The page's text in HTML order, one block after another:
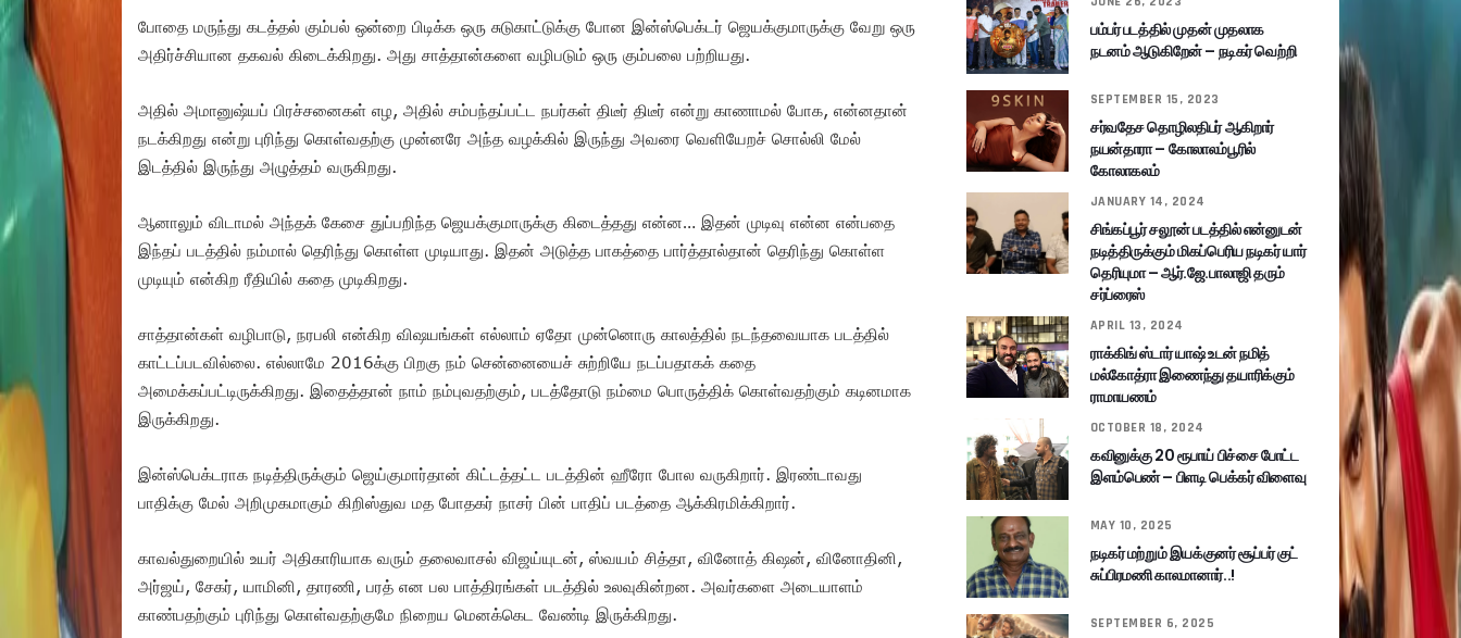
போதை மருந்து கடத்தல் கும்பல் ஒன்றை பிடிக்க ஒரு சுடுகாட்டுக்கு போன இன்ஸ்பெக்டர் ஜெயக்குமாருக்கு வேறு ஒரு
அதிர்ச்சியான தகவல் கிடைக்கிறது. அது சாத்தான்களை வழிபடும் ஒரு கும்பலை பற்றியது.
அதில் அமானுஷ்யப் பிரச்சனைகள் எழ, அதில் சம்பந்தப்பட்ட நபர்கள் திடீர் திடீர் என்று காணாமல் போக, என்னதான்
நடக்கிறது என்று புரிந்து கொள்வதற்கு முன்னரே அந்த வழக்கில் இருந்து அவரை வெளியேறச் சொல்லி மேல்
இடத்தில் இருந்து அழுத்தம் வருகிறது.
ஆனாலும் விடாமல் அந்தக் கேசை துப்பறிந்த ஜெயக்குமாருக்கு கிடைத்தது என்ன… இதன் முடிவு என்ன என்பதை
இந்தப் படத்தில் நம்மால் தெரிந்து கொள்ள முடியாது. இதன் அடுத்த பாகத்தை பார்த்தால்தான் தெரிந்து கொள்ள
முடியும் என்கிற ரீதியில் கதை முடிகிறது.
சாத்தான்கள் வழிபாடு, நரபலி என்கிற விஷயங்கள் எல்லாம் ஏதோ முன்னொரு காலத்தில் நடந்தவையாக படத்தில்
காட்டப்படவில்லை. எல்லாமே 2016க்கு பிறகு நம் சென்னையைச் சுற்றியே நடப்பதாகக் கதை
அமைக்கப்பட்டிருக்கிறது. இதைத்தான் நாம் நம்புவதற்கும், படத்தோடு நம்மை பொருத்திக் கொள்வதற்கும் கடினமாக
இருக்கிறது.
இன்ஸ்பெக்டராக நடித்திருக்கும் ஜெய்குமார்தான் கிட்டத்தட்ட படத்தின் ஹீரோ போல வருகிறார். இரண்டாவது
பாதிக்கு மேல் அறிமுகமாகும் கிறிஸ்துவ மத போதகர் நாசர் பின் பாதிப் படத்தை ஆக்கிரமிக்கிறார்.
காவல்துறையில் உயர் அதிகாரியாக வரும் தலைவாசல் விஜய்யுடன், ஸ்வயம் சித்தா, வினோத் கிஷன், வினோதினி,
அர்ஜய், சேகர், யாமினி, தாரணி, பரத் என பல பாத்திரங்கள் படத்தில் உலவுகின்றன. அவர்களை அடையாளம்
காண்பதற்கும் புரிந்து கொள்வதற்குமே நிறைய மெனக்கெட வேண்டி இருக்கிறது.
பம்பர் படத்தில் முதன் முதலாக
நடனம் ஆடுகிறேன் – நடிகர் வெற்றி
SEPTEMBER 15, 2023
சர்வதேச தொழிலதிபர் ஆகிறார்
நயன்தாரா – கோலாலம்பூரில்
கோலாகலம்
JANUARY 14, 2024
சிங்கப்பூர் சலூன் படத்தில் என்னுடன்
நடித்திருக்கும் மிகப்பெரிய நடிகர் யார்
தெரியுமா – ஆர்.ஜே.பாலாஜி தரும்
சர்ப்ரைஸ்
APRIL 13, 2024
ராக்கிங் ஸ்டார் யாஷ் உடன் நமித்
மல்கோத்ரா இணைந்து தயாரிக்கும்
ராமாயணம்
OCTOBER 18, 2024
கவினுக்கு 20 ரூபாய் பிச்சை போட்ட
இளம்பெண் – பிளடி பெக்கர் விளைவு
MAY 10, 2025
நடிகர் மற்றும் இயக்குனர் சூப்பர் குட்
சுப்பிரமணி காலமானார்..!
SEPTEMBER 6, 2025